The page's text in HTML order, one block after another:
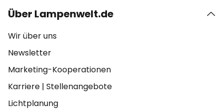
Über Lampenwelt.de
Wir über uns
Newsletter
Marketing-Kooperationen
Karriere | Stellenangebote
Lichtplanung